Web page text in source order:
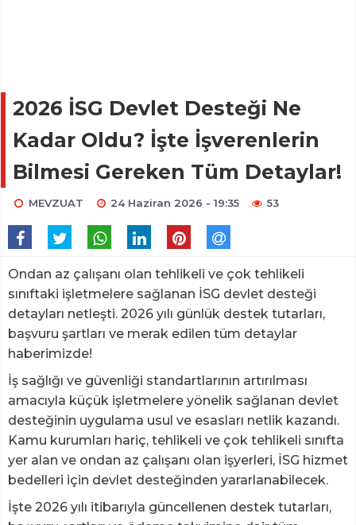
2026 İSG Devlet Desteği Ne
Kadar Oldu? İşte İşverenlerin
Bilmesi Gereken Tüm Detaylar!
MEVZUAT 24 Haziran 2026 - 19:35 53
Ondan az çalışanı olan tehlikeli ve çok tehlikeli
sınıftaki işletmelere sağlanan İSG devlet desteği
detayları netleşti. 2026 yılı günlük destek tutarları,
başvuru şartları ve merak edilen tüm detaylar
haberimizde!
İş sağlığı ve güvenliği standartlarının artırılması
amacıyla küçük işletmelere yönelik sağlanan devlet
desteğinin uygulama usul ve esasları netlik kazandı.
Kamu kurumları hariç, tehlikeli ve çok tehlikeli sınıfta
yer alan ve ondan az çalışanı olan işyerleri, İSG hizmet
bedelleri için devlet desteğinden yararlanabilecek.
İşte 2026 yılı itibarıyla güncellenen destek tutarları,